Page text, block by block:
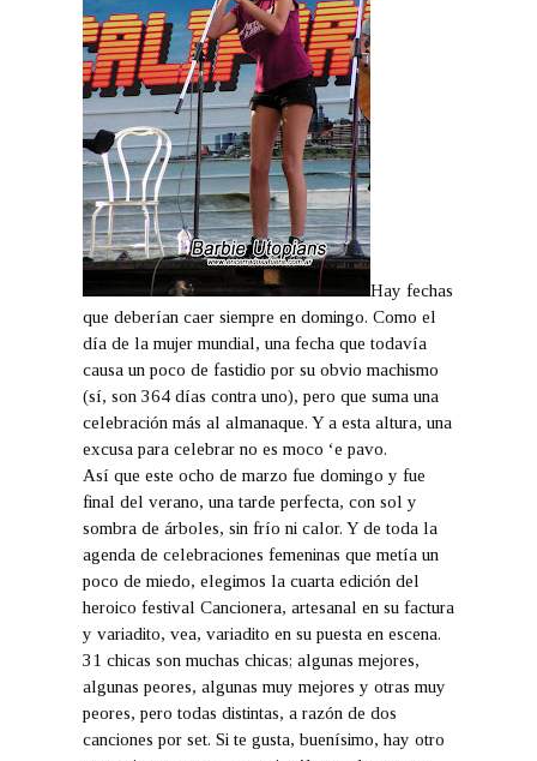
Hay fechas
que deberían caer siempre en domingo. Como el
día de la mujer mundial, una fecha que todavía
causa un poco de fastidio por su obvio machismo
(sí, son 364 días contra uno), pero que suma una
celebración más al almanaque. Y a esta altura, una
excusa para celebrar no es moco ‘e pavo.
Así que este ocho de marzo fue domingo y fue
final del verano, una tarde perfecta, con sol y
sombra de árboles, sin frío ni calor. Y de toda la
agenda de celebraciones femeninas que metía un
poco de miedo, elegimos la cuarta edición del
heroico festival Cancionera, artesanal en su factura
y variadito, vea, variadito en su puesta en escena.
31 chicas son muchas chicas; algunas mejores,
algunas peores, algunas muy mejores y otras muy
peores, pero todas distintas, a razón de dos
canciones por set. Si te gusta, buenísimo, hay otro